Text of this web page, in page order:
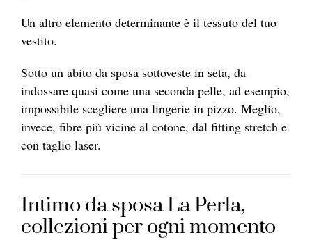
Un altro elemento determinante è il tessuto del tuo
vestito.
Sotto un abito da sposa sottoveste in seta, da
indossare quasi come una seconda pelle, ad esempio,
impossibile scegliere una lingerie in pizzo. Meglio,
invece, fibre più vicine al cotone, dal fitting stretch e
con taglio laser.
Intimo da sposa La Perla,
collezioni per ogni momento